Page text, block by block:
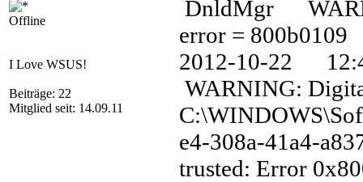
Offline
I Love WSUS!
Beiträge: 22
Mitglied seit: 14.09.11
DnldMgr
error = 800b0109
2012-10-22
WARNING:
e4-308a-41a4-
trusted: Error